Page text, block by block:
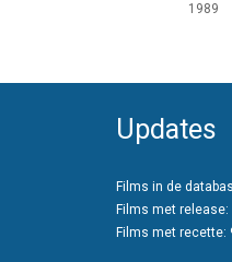
1989
Updates
Films in de
Films met release:
Films met recette: